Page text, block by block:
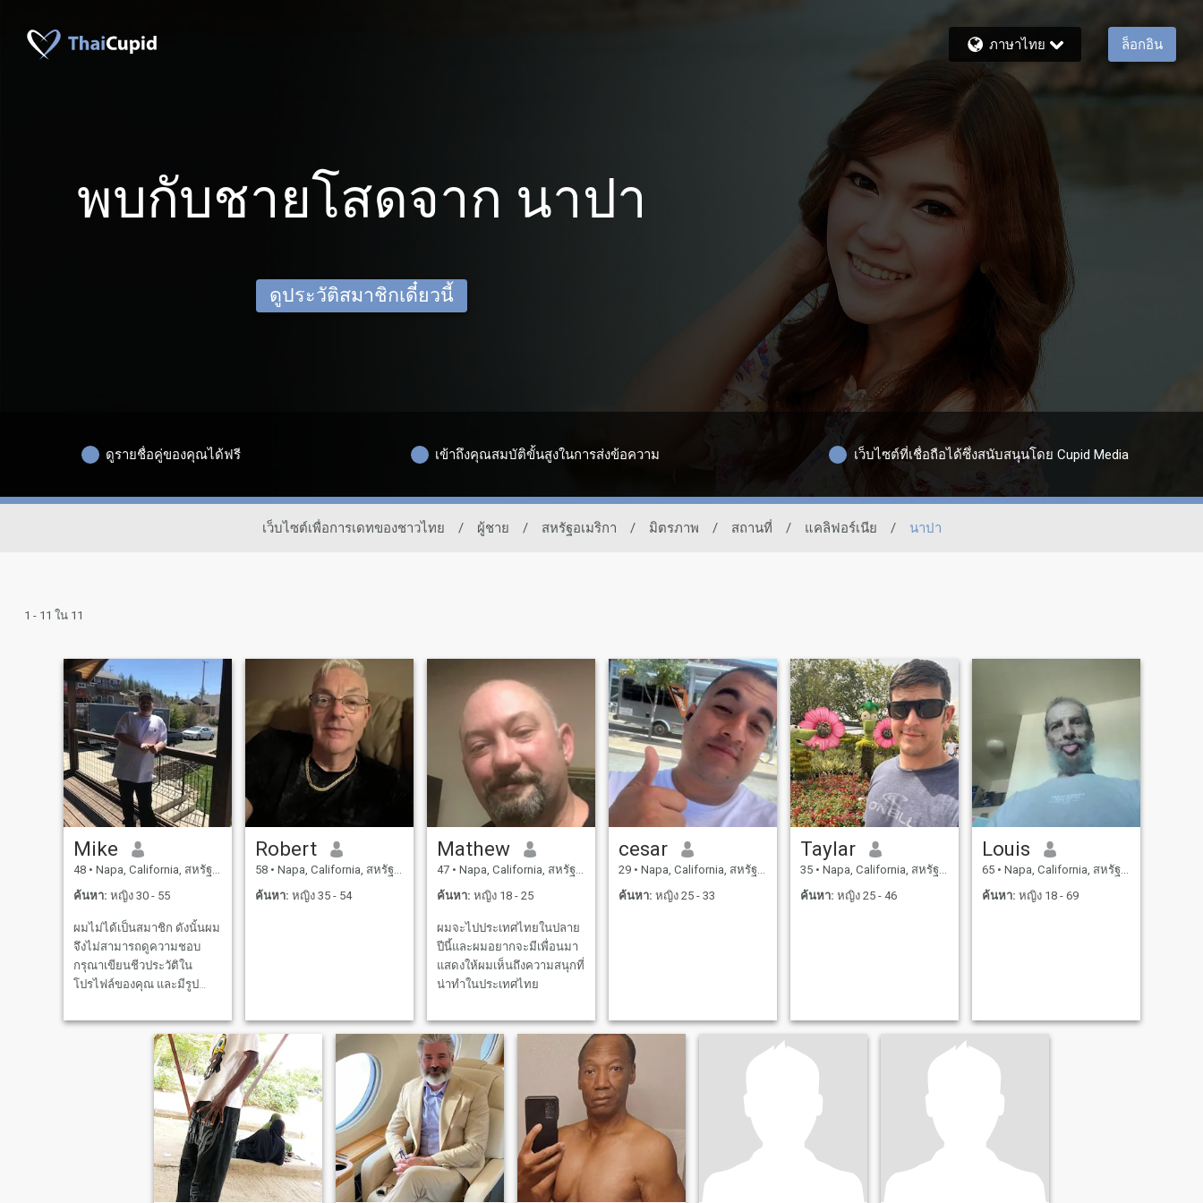
ภาษาไทย ล็อกอิน
พบกับชายโสดจาก นาปา
ดูประวัติสมาชิกเดี๋ยวนี้
ดูรายชื่อคู่ของคุณได้ฟรี เข้าถึงคุณสมบัติขั้นสูงในการส่งข้อความ เว็บไซต์ที่เชื่อถือได้ซึ่งสนับสนุนโดย Cupid Media
เว็บไซต์เพื่อการเดทของชาวไทย / ผู้ชาย / สหรัฐอเมริกา / มิตรภาพ / สถานที่ / แคลิฟอร์เนีย / นาปา
1 - 11 ใน 11
Mike
48 • Napa, California, สหรัฐอเมริกา
ค้นหา: หญิง 30 - 55
ผมไม่ได้เป็นสมาชิก ดังนั้นผม
จึงไม่สามารถดูความชอบ
กรุณาเขียนชีวประวัติใน
โปรไฟล์ของคุณ และมีรูป
มองข้ามคุณ นักโกง เตรียม
พร้อมสําหรับการแชทวีดีโอ
ฉันเป็นอีเอสทีเจ เส้นทางชีวิต
ที่ 7 ใส่ใจตัวเองมากกว่า แต่
สามารถเปิดเผยตัวเองได้เมื่อ
จําเป็น ฉันชอบอยู่กลางแจ้ง
และอยู่ในธรรมชาติ วันหนึ่ง
บนทะเลสาบบนเรือ หรือไป
แคมป์ก็เป็นสิ่งที่ฉันชอบ สิ่ง
อื่นๆที่ฉันชอบ คืออะไรก็ตาม
Robert
58 • Napa, California, สหรัฐอเมริกา
ค้นหา: หญิง 35 - 54
Mathew
47 • Napa, California, สหรัฐอเมริกา
ค้นหา: หญิง 18 - 25
ผมจะไปประเทศไทยในปลาย
ปีนี้และผมอยากจะมีเพื่อนมา
แสดงให้ผมเห็นถึงความสนุกที่
น่าทำในประเทศไทย
cesar
29 • Napa, California, สหรัฐอเมริกา
ค้นหา: หญิง 25 - 33
Taylar
35 • Napa, California, สหรัฐอเมริกา
ค้นหา: หญิง 25 - 46
Louis
65 • Napa, California, สหรัฐอเมริกา
ค้นหา: หญิง 18 - 69